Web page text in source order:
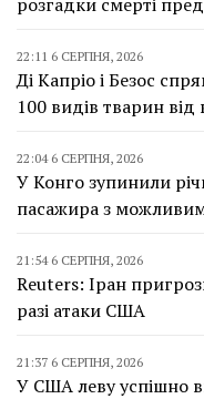
22:11 6 СЕРПНЯ, 2026
Ді Капріо і Безос
100 видів тварин
22:04 6 СЕРПНЯ, 2026
У Конго зупинили
пасажира з
21:54 6 СЕРПНЯ, 2026
Reuters: Іран
разі атаки США
21:37 6 СЕРПНЯ, 2026
У США леву успішно